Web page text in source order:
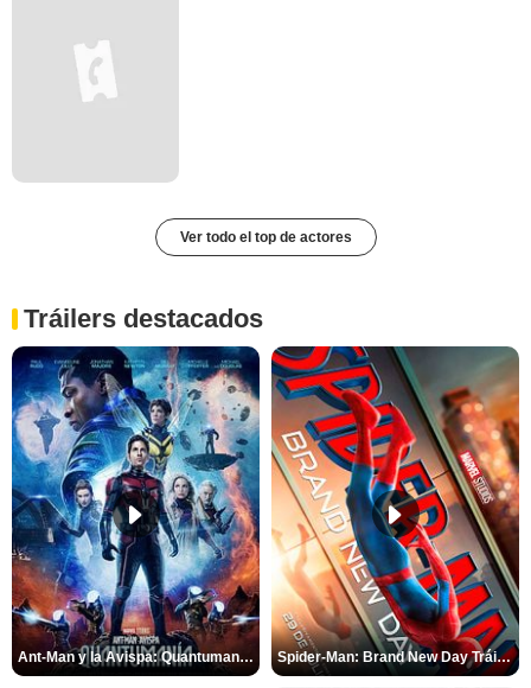
Ver todo el top de actores
Tráilers destacados
Ant-Man y la Avispa: Quantumanía Tráiler (2) Spider-Man: Brand New Day Tráiler (3)